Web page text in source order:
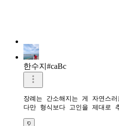
한수지#caBc
장례는 간소해지는 게 자연스
다만 형식보다 고인을 제대로